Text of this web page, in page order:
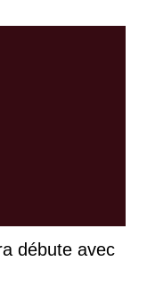
débute avec